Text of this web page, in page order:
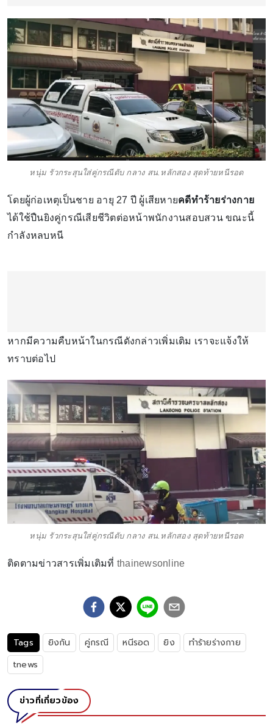
หนุ่ม รัวกระสุนใส่คู่กรณีดับ กลาง สน.หลักสอง สุดท้ายหนีรอด
โดยผู้ก่อเหตุเป็นชาย อายุ 27 ปี ผู้เสียหายคดีทำร้ายร่างกาย
ได้ใช้ปืนยิงคู่กรณีเสียชีวิตต่อหน้าพนักงานสอบสวน ขณะนี้
กำลังหลบหนี
หากมีความคืบหน้าในกรณีดังกล่าวเพิ่มเติม เราจะแจ้งให้
ทราบต่อไป
หนุ่ม รัวกระสุนใส่คู่กรณีดับ กลาง สน.หลักสอง สุดท้ายหนีรอด
ติดตามข่าวสารเพิ่มเติมที่ thainewsonline
Tags ยิงกัน คู่กรณี หนีรอด ยิง
ทำร้ายร่างกาย
tnews
ข่าวที่เกี่ยวข้อง